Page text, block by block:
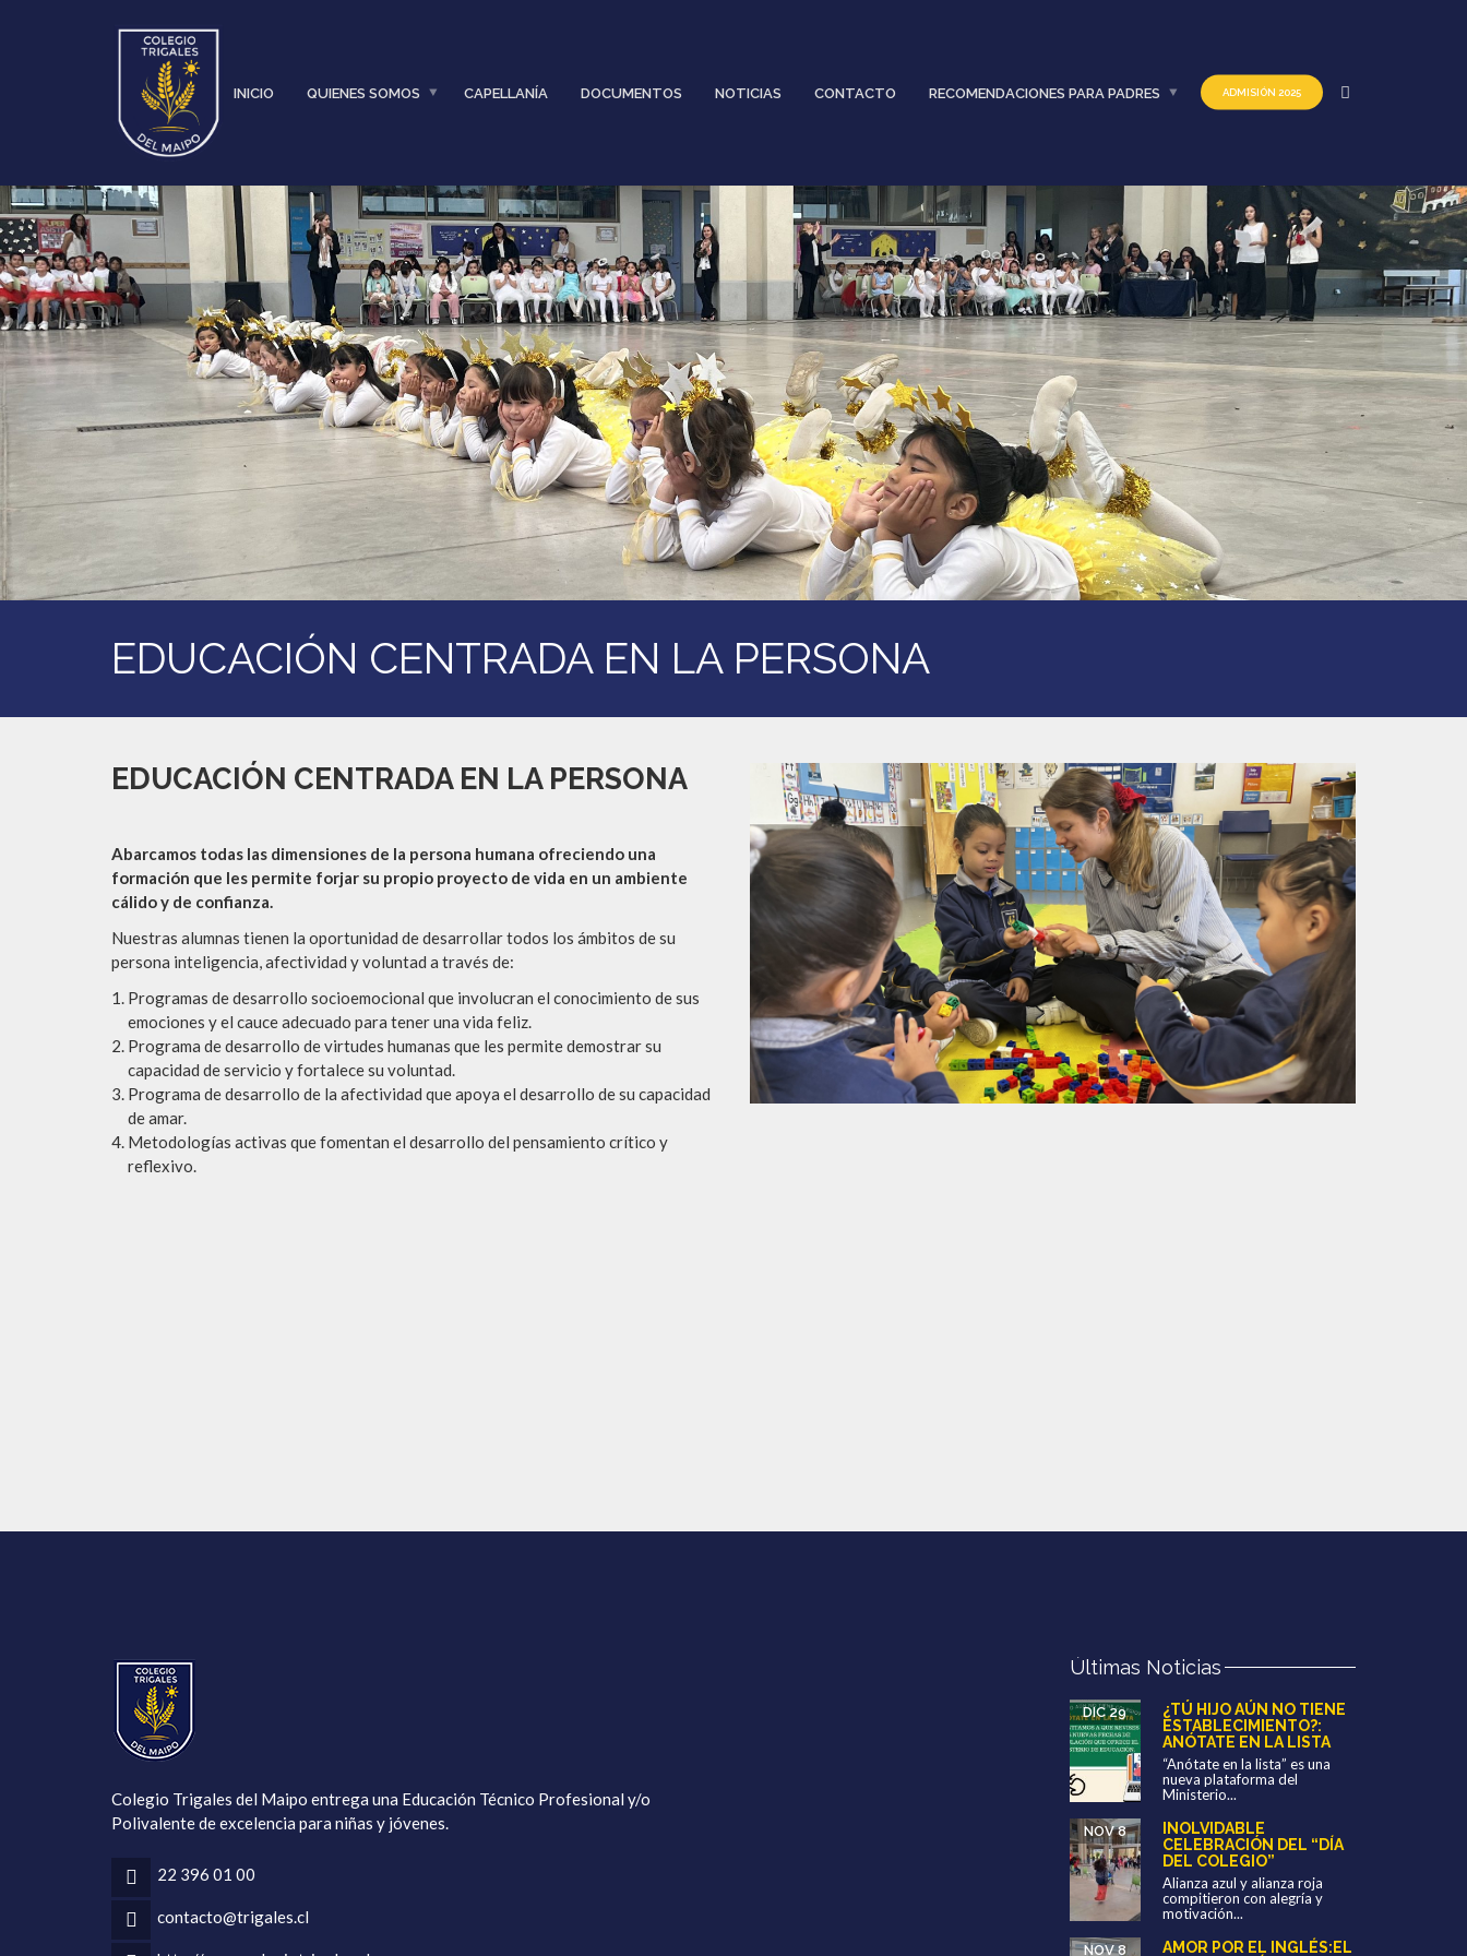
INICIO QUIENES SOMOS CAPELLANÍA DOCUMENTOS NOTICIAS CONTACTO RECOMENDACIONES PARA PADRES ADMISIÓN 2025
EDUCACIÓN CENTRADA EN LA PERSONA
EDUCACIÓN CENTRADA EN LA PERSONA
Abarcamos todas las dimensiones de la persona humana ofreciendo una
formación que les permite forjar su propio proyecto de vida en un ambiente
cálido y de confianza.
Nuestras alumnas tienen la oportunidad de desarrollar todos los ámbitos de su
persona inteligencia, afectividad y voluntad a través de:
Programas de desarrollo socioemocional que involucran el conocimiento de sus
emociones y el cauce adecuado para tener una vida feliz.
Programa de desarrollo de virtudes humanas que les permite demostrar su
capacidad de servicio y fortalece su voluntad.
Programa de desarrollo de la afectividad que apoya el desarrollo de su capacidad
de amar.
Metodologías activas que fomentan el desarrollo del pensamiento crítico y
reflexivo.
Colegio Trigales del Maipo entrega una Educación Técnico Profesional y/o
Polivalente de excelencia para niñas y jóvenes.
22 396 01 00
contacto@trigales.cl
Últimas Noticias
¿TÚ HIJO AÚN NO TIENE
ESTABLECIMIENTO?:
ANÓTATE EN LA LISTA
DIC 29
“Anótate en la lista” es una
nueva plataforma del
Ministerio...
INOLVIDABLE
CELEBRACIÓN DEL “DÍA
DEL COLEGIO”
NOV 8
Alianza azul y alianza roja
compitieron con alegría y
motivación...
AMOR POR EL INGLÉS:EL
NOV 8